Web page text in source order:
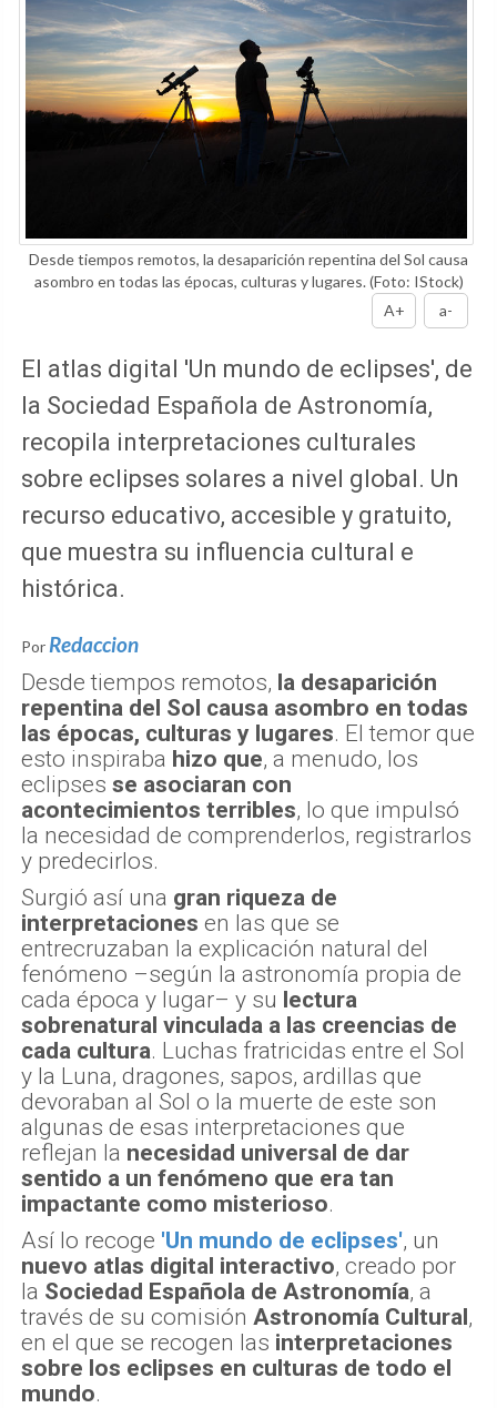
Desde tiempos remotos, la desaparición repentina del Sol causa
asombro en todas las épocas, culturas y lugares.(Foto: IStock)
A+
a-
El atlas digital 'Un mundo de eclipses', de
la Sociedad Española de Astronomía,
recopila interpretaciones culturales
sobre eclipses solares a nivel global. Un
recurso educativo, accesible y gratuito,
que muestra su influencia cultural e
histórica.
Por Redaccion
Desde tiempos remotos, la desaparición
repentina del Sol causa asombro en todas
las épocas, culturas y lugares. El temor que
esto inspiraba hizo que, a menudo, los
eclipses se asociaran con
acontecimientos terribles, lo que impulsó
la necesidad de comprenderlos, registrarlos
y predecirlos.
Surgió así una gran riqueza de
interpretaciones en las que se
entrecruzaban la explicación natural del
fenómeno –según la astronomía propia de
cada época y lugar– y su lectura
sobrenatural vinculada a las creencias de
cada cultura. Luchas fratricidas entre el Sol
y la Luna, dragones, sapos, ardillas que
devoraban al Sol o la muerte de este son
algunas de esas interpretaciones que
reflejan la necesidad universal de dar
sentido a un fenómeno que era tan
impactante como misterioso.
Así lo recoge 'Un mundo de eclipses', un
nuevo atlas digital interactivo, creado por
la Sociedad Española de Astronomía, a
través de su comisión Astronomía Cultural,
en el que se recogen las interpretaciones
sobre los eclipses en culturas de todo el
mundo.